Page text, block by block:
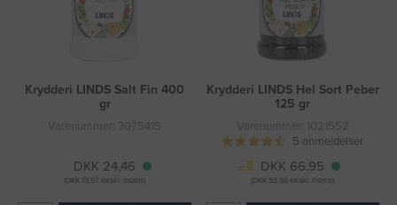
Krydderi LINDS Salt Fin 400
gr
Varenummer: 3075415
DKK 24,46
(DKK 19,57 ekskl. moms)
Krydderi LINDS Hel Sort Peber
125 gr
Varenummer: 1021552
5 anmeldelser
DKK 66,95
(DKK 53,56 ekskl. moms)